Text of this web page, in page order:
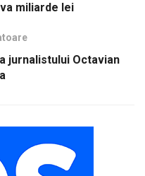
miliarde lei
jurnalistului Octavian